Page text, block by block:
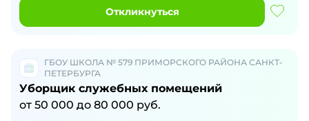
Откликнуться
ГБОУ ШКОЛА № 579 ПРИМОРСКОГО РАЙОНА САНКТ-
ПЕТЕРБУРГА
Уборщик служебных помещений
от 50 000 до 80 000 руб.